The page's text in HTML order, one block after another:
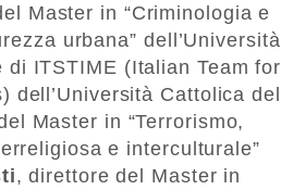
Master in “Criminologia e
urbana” dell’Università
di ITSTIME (Italian Team for
dell’Università Cattolica del
Master in “Terrorismo,
e interculturale”
, direttore del Master in